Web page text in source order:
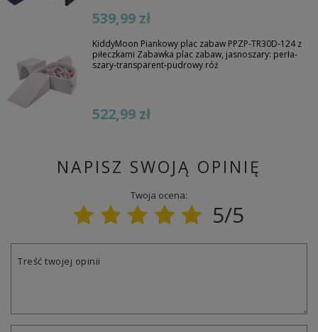
539,99 zł
KiddyMoon Piankowy plac zabaw PPZP-TR30D-124 z
piłeczkami Zabawka plac zabaw, jasnoszary: perła-
szary-transparent-pudrowy róż
522,99 zł
NAPISZ SWOJĄ OPINIĘ
Twoja ocena:
5/5
Treść twojej opinii